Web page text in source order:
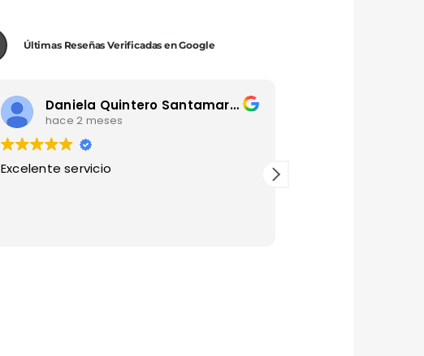
Últimas Reseñas Verificadas en Google
Daniela Quintero Santamaria
hace 2 meses
Excelente servicio